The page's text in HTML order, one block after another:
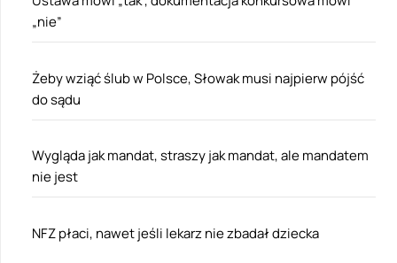
„nie”
Żeby wziąć ślub w Polsce, Słowak musi najpierw pójść
do sądu
Wygląda jak mandat, straszy jak mandat, ale mandatem
nie jest
NFZ płaci, nawet jeśli lekarz nie zbadał dziecka